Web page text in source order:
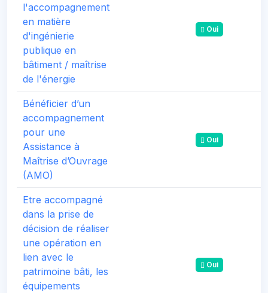
l'accompagnement
en matière
d'ingénierie
publique en
bâtiment / maîtrise
de l'énergie
Oui
Bénéficier d’un
accompagnement
pour une
Assistance à
Maîtrise d’Ouvrage
(AMO)
Oui
Etre accompagné
dans la prise de
décision de réaliser
une opération en
lien avec le
patrimoine bâti, les
équipements
Oui